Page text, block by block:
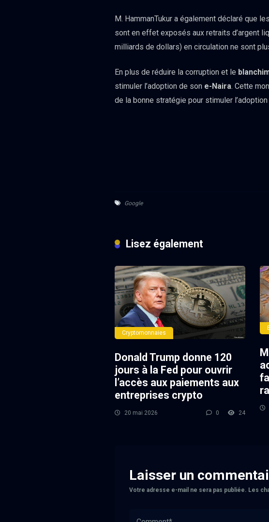
M. HammanTukur a également déclaré que
sont en effet exposés aux retraits d’argent
milliards de dollars) en circulation ne sont
En plus de réduire la corruption et le
stimuler l’adoption de son e-Naira. Cette
de la bonne stratégie pour stimuler
Google
Lisez également
Cryptomonnaies
Donald Trump donne 120
jours à la Fed pour ouvrir
l’accès aux paiements aux
entreprises crypto
20 mai 2026 0 24
Laisser un
Votre adresse e-mail ne sera pas publiée. Les